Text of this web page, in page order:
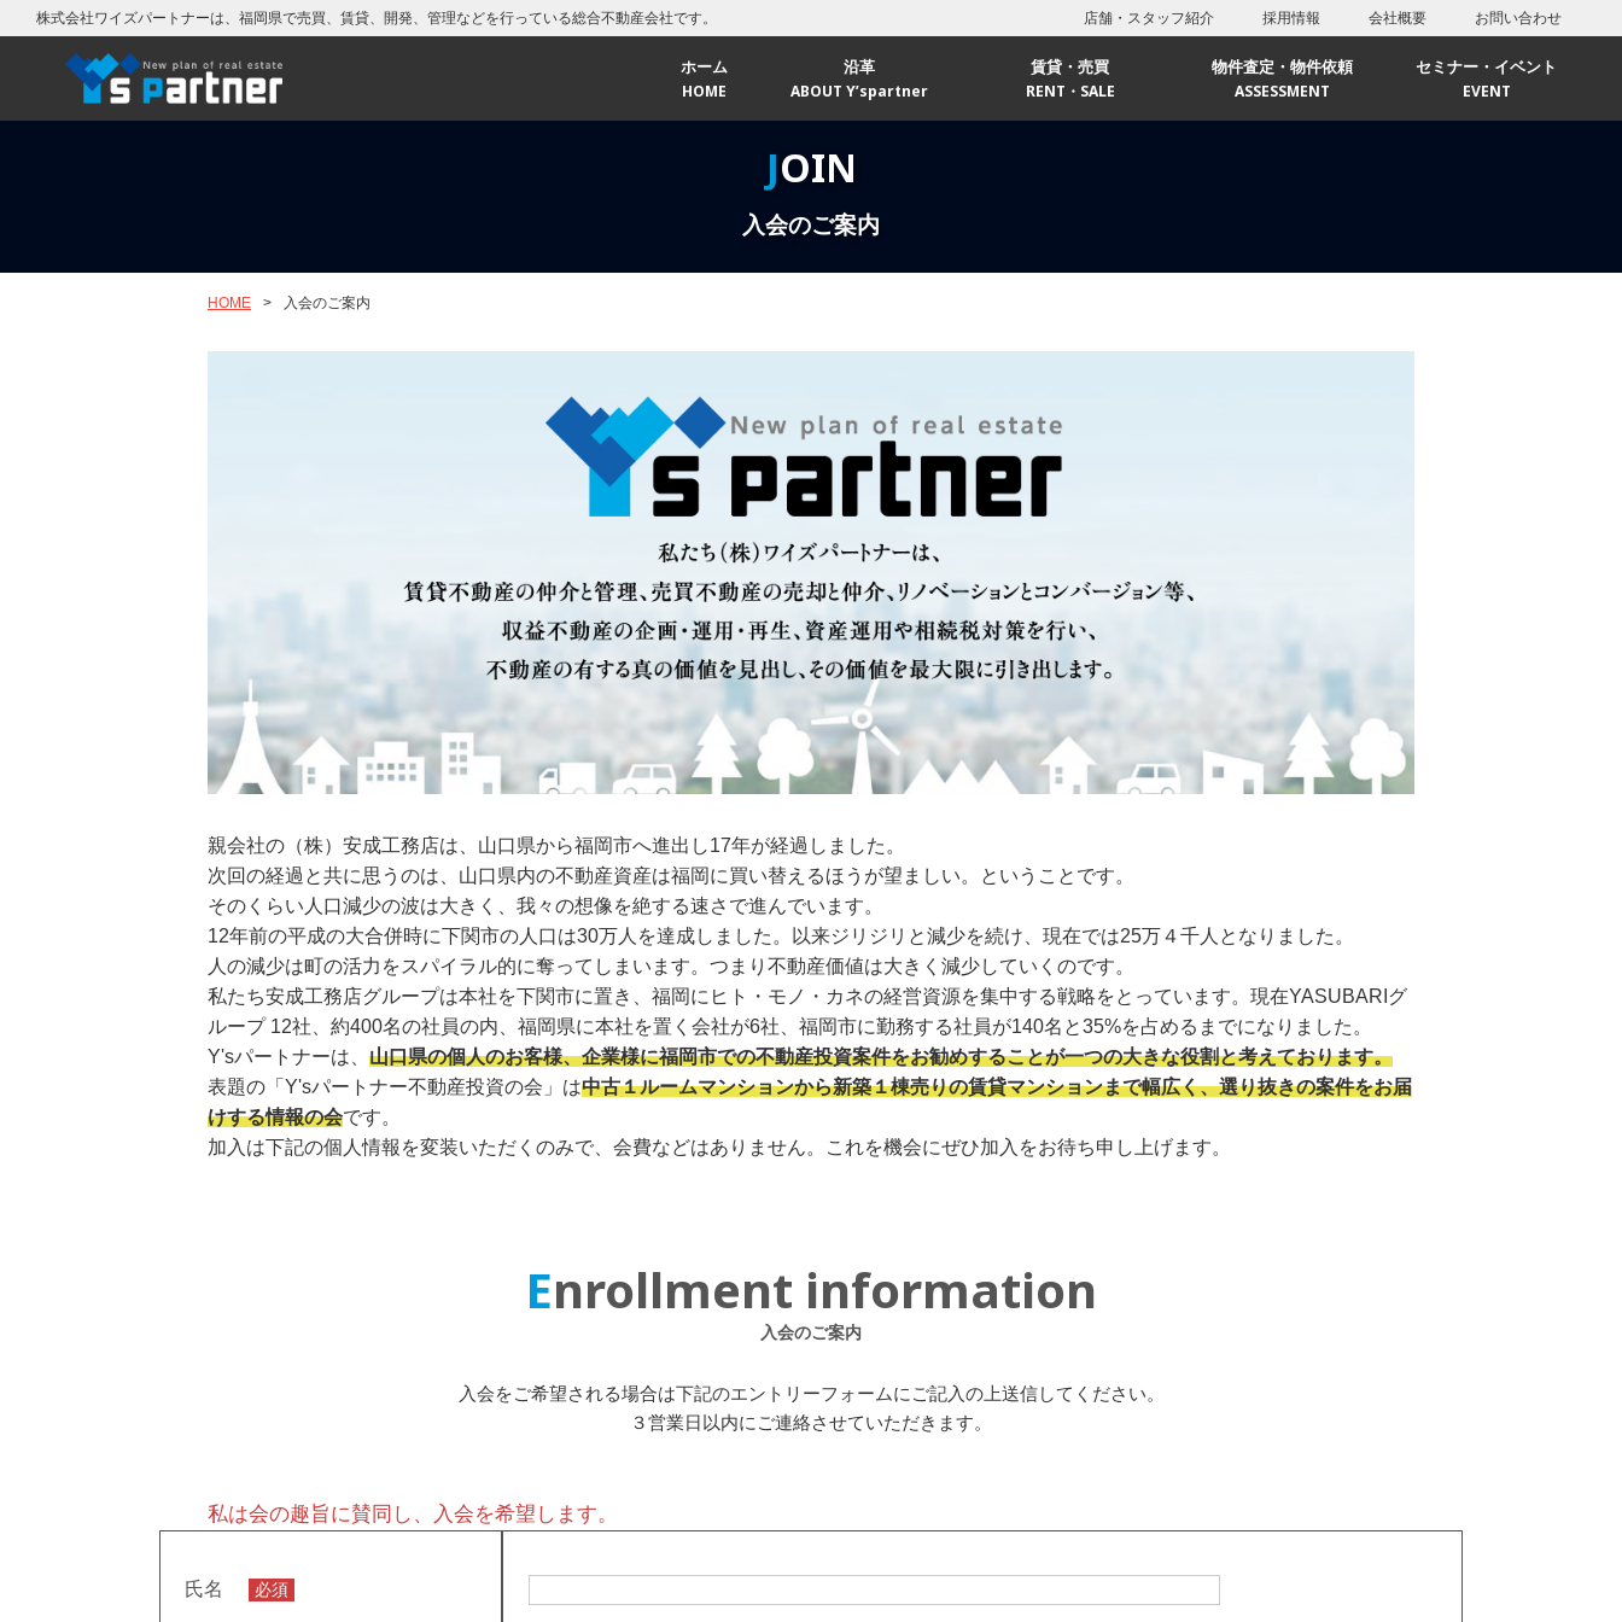
株式会社ワイズパートナーは、福岡県で売買、賃貸、開発、管理などを行っている総合不動産会社です。 店舗・スタッフ紹介 採用情報 会社概要 お問い合わせ
ホーム
HOME
沿革
ABOUT Y’spartner
賃貸・売買
RENT・SALE
物件査定・物件依頼
ASSESSMENT
セミナー・イベント
EVENT
JOIN
入会のご案内
HOME > 入会のご案内
親会社の（株）安成工務店は、山口県から福岡市へ進出し17年が経過しました。
次回の経過と共に思うのは、山口県内の不動産資産は福岡に買い替えるほうが望ましい。ということです。
そのくらい人口減少の波は大きく、我々の想像を絶する速さで進んでいます。
12年前の平成の大合併時に下関市の人口は30万人を達成しました。以来ジリジリと減少を続け、現在では25万４千人となりました。
人の減少は町の活力をスパイラル的に奪ってしまいます。つまり不動産価値は大きく減少していくのです。
私たち安成工務店グループは本社を下関市に置き、福岡にヒト・モノ・カネの経営資源を集中する戦略をとっています。現在YASUBARIグ
ループ 12社、約400名の社員の内、福岡県に本社を置く会社が6社、福岡市に勤務する社員が140名と35%を占めるまでになりました。
Y'sパートナーは、 山口県の個人のお客様、企業様に福岡市での不動産投資案件をお勧めすることが一つの大きな役割と考えております。
表題の「Y'sパートナー不動産投資の会」は中古１ルームマンションから新築１棟売りの賃貸マンションまで幅広く、選り抜きの案件をお届
けする情報の会です。
加入は下記の個人情報を変装いただくのみで、会費などはありません。これを機会にぜひ加入をお待ち申し上げます。
Enrollment information
入会のご案内
入会をご希望される場合は下記のエントリーフォームにご記入の上送信してください。
３営業日以内にご連絡させていただきます。
私は会の趣旨に賛同し、入会を希望します。
氏名 必須